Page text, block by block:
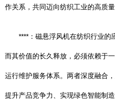
作关系，共同迈向纺织工业的高质
****：磁悬浮风机在纺织行业的
而其价值的长久释放，必须依赖于
运行维护服务体系。两者深度融合
提升产品竞争力、实现绿色智能制